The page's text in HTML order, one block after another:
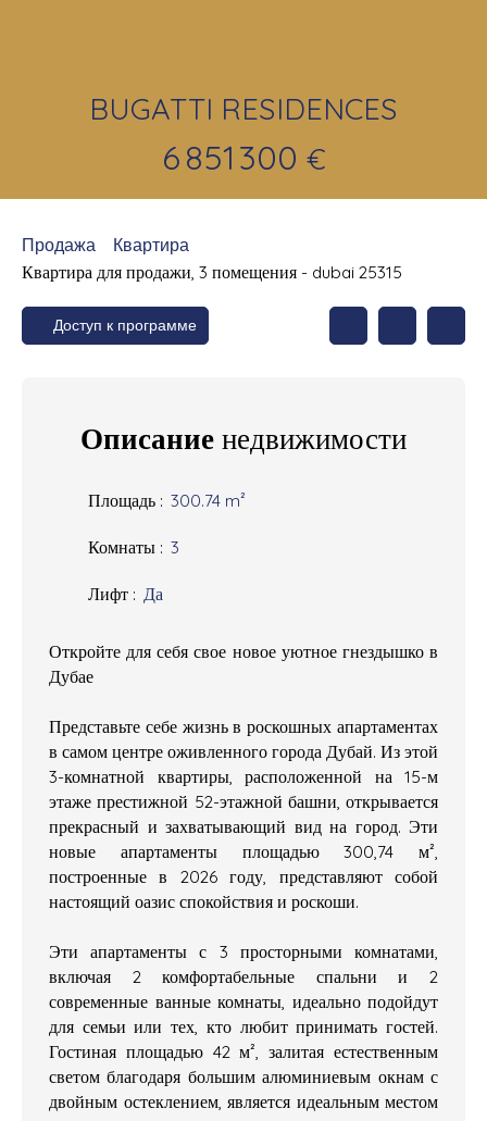
BUGATTI RESIDENCES
6 851 300 €
Продажа
Квартира
Квартира для продажи, 3 помещения - dubai 25315
Доступ к программе
Описание недвижимости
Площадь : 300.74 m²
Комнаты : 3
Лифт : Да
Откройте для себя свое новое уютное гнездышко в
Дубае
Представьте себе жизнь в роскошных апартаментах
в самом центре оживленного города Дубай. Из этой
3-комнатной квартиры, расположенной на 15-м
этаже престижной 52-этажной башни, открывается
прекрасный и захватывающий вид на город. Эти
новые апартаменты площадью 300,74 м²,
построенные в 2026 году, представляют собой
настоящий оазис спокойствия и роскоши.
Эти апартаменты с 3 просторными комнатами,
включая 2 комфортабельные спальни и 2
современные ванные комнаты, идеально подойдут
для семьи или тех, кто любит принимать гостей.
Гостиная площадью 42 м², залитая естественным
светом благодаря большим алюминиевым окнам с
двойным остеклением, является идеальным местом